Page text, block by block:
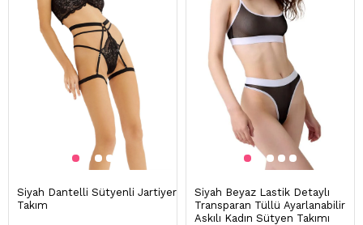
Siyah Dantelli Sütyenli Jartiyer
Takım
Siyah Beyaz Lastik Detaylı
Transparan Tüllü Ayarlanabilir
Askılı Kadın Sütyen Takımı